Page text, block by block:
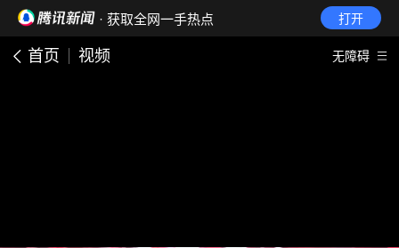
· 获取全网一手热点 打开
首页 视频 无障碍